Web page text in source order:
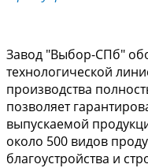
Завод "Выбор-СПб"
технологической
производства
позволяет
выпускаемой
около 500 видов
благоустройства и